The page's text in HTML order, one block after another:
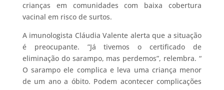
crianças em comunidades com baixa cobertura
vacinal em risco de surtos.
A imunologista Cláudia Valente alerta que a situação
é preocupante. ”Já tivemos o certificado de
eliminação do sarampo, mas perdemos”, relembra. “
O sarampo ele complica e leva uma criança menor
de um ano a óbito. Podem acontecer complicações